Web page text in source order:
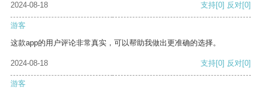
2024-08-18 支持[0] 反对[0]
游客
这款app的用户评论非常真实，可以帮助我做出更准确的选择。
2024-08-18 支持[0] 反对[0]
游客